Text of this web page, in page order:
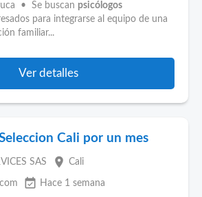
• Se buscan psicólogos
para integrarse al equipo de una
familiar...
Ver detalles
Cali por un mes
SAS place Cali
event_available Hace 1 semana